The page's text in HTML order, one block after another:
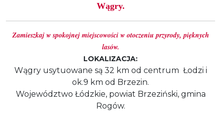
Wągry.
Zamieszkaj w spokojnej miejscowości w otoczeniu przyrody, pięknych
lasów.
LOKALIZACJA:
Wągry usytuowane są 32 km od centrum Łodzi i
ok.9 km od Brzezin.
Województwo Łódzkie, powiat Brzeziński, gmina
Rogów.